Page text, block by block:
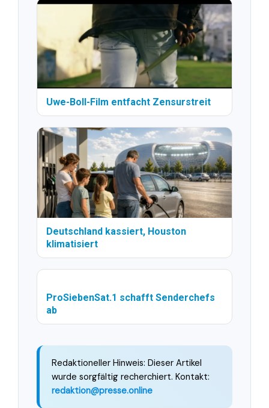
Uwe-Boll-Film entfacht Zensurstreit
Deutschland kassiert, Houston
klimatisiert
ProSiebenSat.1 schafft Senderchefs
ab
Redaktioneller Hinweis: Dieser Artikel
wurde sorgfältig recherchiert. Kontakt:
redaktion@presse.online